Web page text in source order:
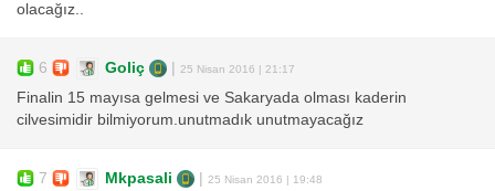
olacağız..
6 Goliç 25 Nisan 2016 | 21:17
Finalin 15 mayısa gelmesi ve Sakaryada olması kaderin
cilvesimidir bilmiyorum.unutmadık unutmayacağız
7 Mkpasali 25 Nisan 2016 | 19:48